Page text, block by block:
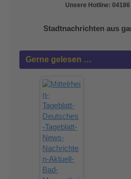
Unsere Hotline: 04186
Stadtnachrichten aus
Gerne gelesen …